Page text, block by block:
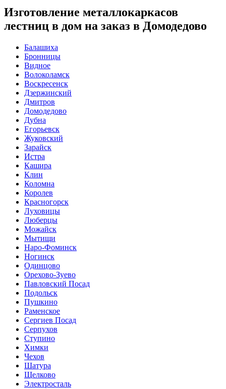
Изготовление металлокаркасов
лестниц в дом на заказ в Домодедово
Балашиха
Бронницы
Видное
Волоколамск
Воскресенск
Дзержинский
Дмитров
Домодедово
Дубна
Егорьевск
Жуковский
Зарайск
Истра
Кашира
Клин
Коломна
Королев
Красногорск
Луховицы
Люберцы
Можайск
Мытищи
Наро-Фоминск
Ногинск
Одинцово
Орехово-Зуево
Павловский Посад
Подольск
Пушкино
Раменское
Сергиев Посад
Серпухов
Ступино
Химки
Чехов
Шатура
Щелково
Электросталь